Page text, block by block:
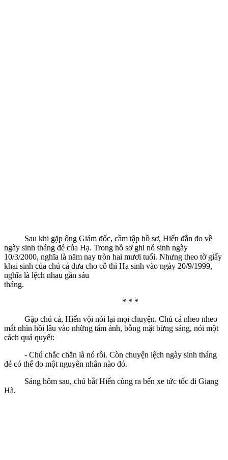
Sau khi gặp ông Giám đốc, cầm tập hồ sơ, Hiển đắn đo về
ngày sinh tháng đẻ của Hạ. Trong hồ sơ ghi nó sinh ngày
10/3/2000, nghĩa là năm nay tròn hai mươi tuổi. Nhưng theo tờ giấy
khai sinh của chú cả đưa cho cô thì Hạ sinh vào ngày 20/9/1999,
nghĩa là lệch nhau gần sáu
tháng.
* * *
Gặp chú cả, Hiển vội nói lại mọi chuyện. Chú cả nheo nheo
mắt nhìn hồi lâu vào những tấm ảnh, bỗng mặt bừng sáng, nói một
cách quả quyết:
- Chú chắc chắn là nó rồi. Còn chuyện lệch ngày sinh tháng
đẻ có thể do một nguyên nhân nào đó.
Sáng hôm sau, chú bắt Hiển cùng ra bến xe tức tốc đi Giang
Hà.